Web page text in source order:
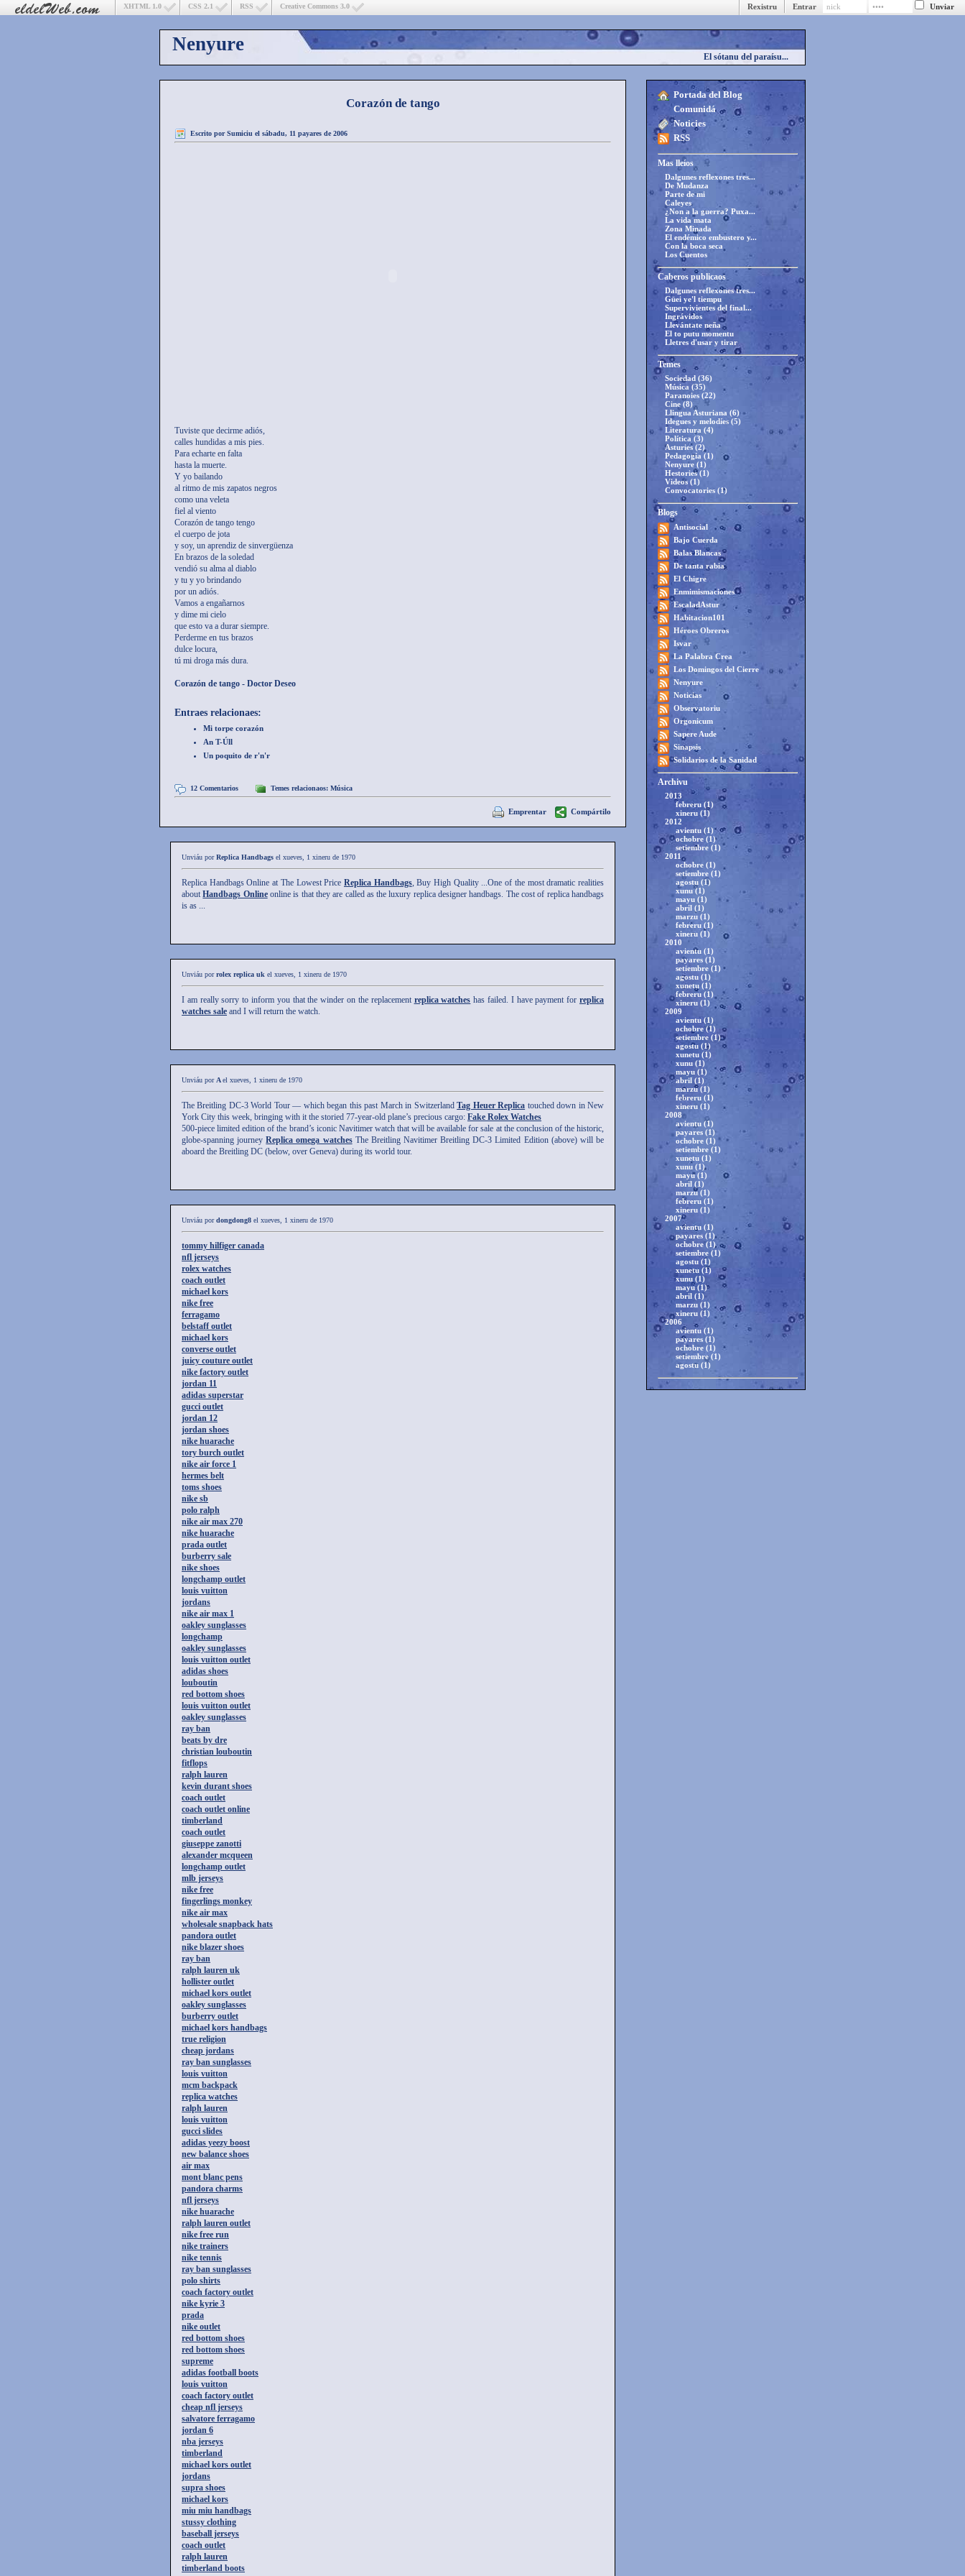
Creative Commons 3.0
RSS
CSS 2.1
XHTML 1.0 Entrar
Rexistru
Nenyure
El sótanu del paraísu...
Portada del Blog
Comunidá
Noticies
RSS
Mas lleíos
Dalgunes reflexones tres...
De Mudanza
Parte de mi
Caleyes
¿Non a la guerra? Puxa...
La vida mata
Zona Minada
El endémico embustero y...
Con la boca seca
Los Cuentos
Caberos publicaos
Dalgunes reflexones tres...
Güei ye'l tiempu
Supervivientes del final...
Ingrávidos
Llevántate neña
El to putu momentu
Lletres d'usar y tirar
Temes
Sociedad (36)
Música (35)
Paranoies (22)
Cine (8)
Llingua Asturiana (6)
Idegues y melodíes (5)
Literatura (4)
Política (3)
Asturies (2)
Pedagogía (1)
Nenyure (1)
Hestories (1)
Videos (1)
Convocatories (1)
Blogs
Antisocial
Bajo Cuerda
Balas Blancas
De tanta rabia
El Chigre
Enmimismaciones
EscaladAstur
Habitacion101
Héroes Obreros
Isvar
La Palabra Crea
Los Domingos del Cierre
Nenyure
Noticias
Observatoriu
Orgonicum
Sapere Aude
Sinapsis
Solidarios de la Sanidad
Archivu
2013
febreru (1)
xineru (1)
2012
avientu (1)
ochobre (1)
setiembre (1)
2011
ochobre (1)
setiembre (1)
agostu (1)
xunu (1)
mayu (1)
abril (1)
marzu (1)
febreru (1)
xineru (1)
2010
avientu (1)
payares (1)
setiembre (1)
agostu (1)
xunetu (1)
febreru (1)
xineru (1)
2009
avientu (1)
ochobre (1)
setiembre (1)
agostu (1)
xunetu (1)
xunu (1)
mayu (1)
abril (1)
marzu (1)
febreru (1)
xineru (1)
2008
avientu (1)
payares (1)
ochobre (1)
setiembre (1)
xunetu (1)
xunu (1)
mayu (1)
abril (1)
marzu (1)
febreru (1)
xineru (1)
2007
avientu (1)
payares (1)
ochobre (1)
setiembre (1)
agostu (1)
xunetu (1)
xunu (1)
mayu (1)
abril (1)
marzu (1)
xineru (1)
2006
avientu (1)
payares (1)
ochobre (1)
setiembre (1)
agostu (1)
Corazón de tango
Escrito porSumiciu el sábadu, 11 payares de 2006
Tuviste que decirme adiós,
calles hundidas a mis pies.
Para echarte en falta
hasta la muerte.
Y yo bailando
al ritmo de mis zapatos negros
como una veleta
fiel al viento
Corazón de tango tengo
el cuerpo de jota
y soy, un aprendiz de sinvergüenza
En brazos de la soledad
vendió su alma al diablo
y tu y yo brindando
por un adiós.
Vamos a engañarnos
y dime mi cielo
que esto va a durar siempre.
Perderme en tus brazos
dulce locura,
tú mi droga más dura.
Corazón de tango - Doctor Deseo
Entraes relacionaes:
Mi torpe corazón
An T-Úll
Un poquito de r'n'r
12 Comentarios Temes relacionaos: Música
Emprentar Compártilo
Unviáu porReplica Handbags el xueves, 1 xineru de 1970
Replica Handbags Online at The Lowest Price Replica Handbags, Buy High Quality ...One of the most dramatic realities
aboutHandbags Onlineonline is that they are called as the luxury replica designer handbags. The cost of replica handbags
is as ...
Unviáu porrolex replica uk el xueves, 1 xineru de 1970
I am really sorry to inform you that the winder on the replacement replica watches has failed. I have payment forreplica
watches sale and I will return the watch.
Unviáu porAel xueves, 1 xineru de 1970
The Breitling DC-3 World Tour — which began this past March in SwitzerlandTag Heuer Replica touched down in New
York City this week, bringing with it the storied 77-year-old plane’s precious cargo: Fake Rolex Watches
500-piece limited edition of the brand’s iconic Navitimer watch that will be available for sale at the conclusion of the historic,
globe-spanning journeyReplica omega watchesThe Breitling Navitimer Breitling DC-3 Limited Edition (above) will be
aboard the Breitling DC (below, over Geneva) during its world tour.
Unviáu pordongdong8 el xueves, 1 xineru de 1970
tommy hilfiger canada
nfl jerseys
rolex watches
coach outlet
michael kors
nike free
ferragamo
belstaff outlet
michael kors
converse outlet
juicy couture outlet
nike factory outlet
jordan 11
adidas superstar
gucci outlet
jordan 12
jordan shoes
nike huarache
tory burch outlet
nike air force 1
hermes belt
toms shoes
nike sb
polo ralph
nike air max 270
nike huarache
prada outlet
burberry sale
nike shoes
longchamp outlet
louis vuitton
jordans
nike air max 1
oakley sunglasses
longchamp
oakley sunglasses
louis vuitton outlet
adidas shoes
louboutin
red bottom shoes
louis vuitton outlet
oakley sunglasses
ray ban
beats by dre
christian louboutin
fitflops
ralph lauren
kevin durant shoes
coach outlet
coach outlet online
timberland
coach outlet
giuseppe zanotti
alexander mcqueen
longchamp outlet
mlb jerseys
nike free
fingerlings monkey
nike air max
wholesale snapback hats
pandora outlet
nike blazer shoes
ray ban
ralph lauren uk
hollister outlet
michael kors outlet
oakley sunglasses
burberry outlet
michael kors handbags
true religion
cheap jordans
ray ban sunglasses
louis vuitton
mcm backpack
replica watches
ralph lauren
louis vuitton
gucci slides
adidas yeezy boost
new balance shoes
air max
mont blanc pens
pandora charms
nfl jerseys
nike huarache
ralph lauren outlet
nike free run
nike trainers
nike tennis
ray ban sunglasses
polo shirts
coach factory outlet
nike kyrie 3
prada
nike outlet
red bottom shoes
red bottom shoes
supreme
adidas football boots
louis vuitton
coach factory outlet
cheap nfl jerseys
salvatore ferragamo
jordan 6
nba jerseys
timberland
michael kors outlet
jordans
supra shoes
michael kors
miu miu handbags
stussy clothing
baseball jerseys
coach outlet
ralph lauren
timberland boots